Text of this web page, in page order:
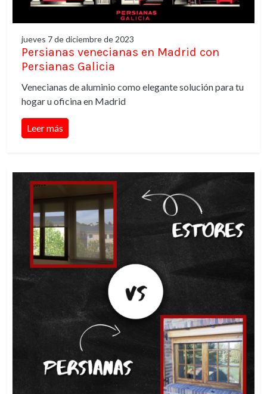
jueves 7 de diciembre de 2023
Persianas venecianas en Madrid con
Persianas Galicia
Venecianas de aluminio como elegante solución para tu
hogar u oficina en Madrid
Leer más